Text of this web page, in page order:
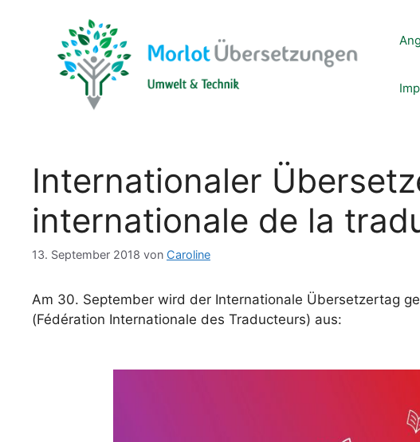
Internationaler
internationale de la
13. September 2018 von Caroline
Am 30. September wird der Internationale Übersetzertag
(Fédération Internationale des Traducteurs) aus: